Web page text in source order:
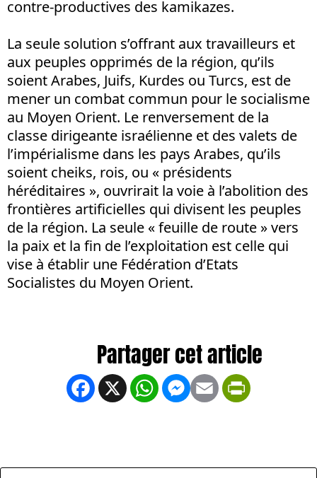
contre-productives des kamikazes.
La seule solution s’offrant aux travailleurs et
aux peuples opprimés de la région, qu’ils
soient Arabes, Juifs, Kurdes ou Turcs, est de
mener un combat commun pour le socialisme
au Moyen Orient. Le renversement de la
classe dirigeante israélienne et des valets de
l’impérialisme dans les pays Arabes, qu’ils
soient cheiks, rois, ou « présidents
héréditaires », ouvrirait la voie à l’abolition des
frontières artificielles qui divisent les peuples
de la région. La seule « feuille de route » vers
la paix et la fin de l’exploitation est celle qui
vise à établir une Fédération d’Etats
Socialistes du Moyen Orient.
Facebook
X WhatsApp
Messenger
Email